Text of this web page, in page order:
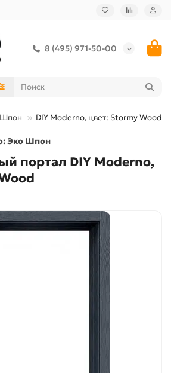
8 (495) 971-50-00
DIY Moderno, цвет: Stormy Wood
Эко Шпон
портал DIY Moderno,